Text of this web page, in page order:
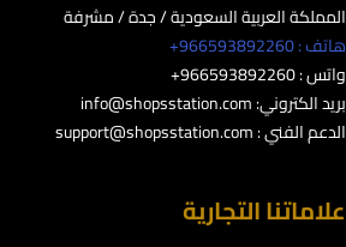
المملكة العربية السعودية / جدة / مشرفة
هاتف : 966593892260+
واتس : 966593892260+
بريد الكتروني:info@shopsstation.com
الدعم الفني :support@shopsstation.com
علاماتنا التجارية